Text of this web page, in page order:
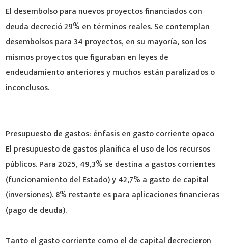
El desembolso para nuevos proyectos financiados con
deuda decreció 29% en términos reales. Se contemplan
desembolsos para 34 proyectos, en su mayoría, son los
mismos proyectos que figuraban en leyes de
endeudamiento anteriores y muchos están paralizados o
inconclusos.
Presupuesto de gastos: énfasis en gasto corriente opaco
El presupuesto de gastos planifica el uso de los recursos
públicos. Para 2025, 49,3% se destina a gastos corrientes
(funcionamiento del Estado) y 42,7% a gasto de capital
(inversiones). 8% restante es para aplicaciones financieras
(pago de deuda).
Tanto el gasto corriente como el de capital decrecieron